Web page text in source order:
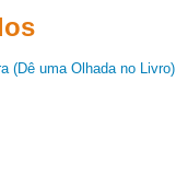
(Dê uma Olhada no Livro)